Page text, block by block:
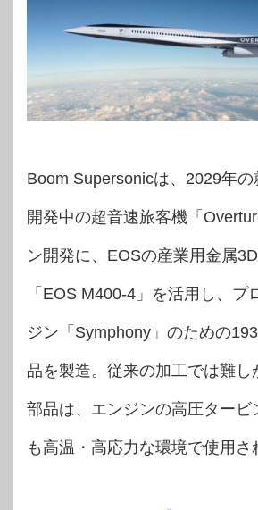
Boom Supersonicは、2029年
開発中の超音速旅客機「
ン開発に、EOSの産業用金属
「EOS M400-4」を活用し、プ
ジン「Symphony」のための
品を製造。従来の加工では難し
部品は、エンジンの高圧タービ
も高温・高応力な環境で使用さ